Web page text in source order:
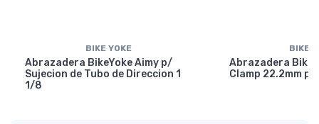
BIKE YOKE
Abrazadera BikeYoke Aimy p/
Sujecion de Tubo de Direccion 1
1/8
BIKE
Abrazadera
Clamp 22.2mm